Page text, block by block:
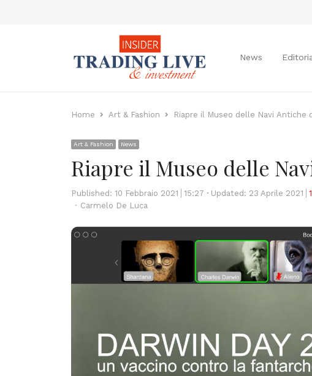
News
Home Art & Fashion Riapre il Museo delle Navi Antiche
Art & Fashion News
Riapre il Museo delle
Published: 10 Febbraio 2021 15:27 Updated: 23 Aprile 2021
Author
Carmelo De Luca